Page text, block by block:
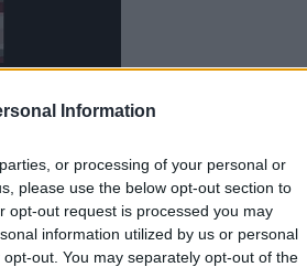
Information
or processing of your personal or
please use the below opt-out section to
opt-out request is processed you may
information utilized by us or personal
out. You may separately opt-out of the